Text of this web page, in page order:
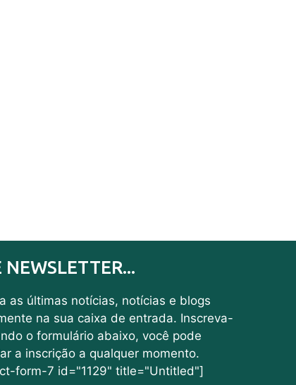
NEWSLETTER...
as últimas notícias, notícias e blogs
na sua caixa de entrada. Inscreva-
o formulário abaixo, você pode
a inscrição a qualquer momento.
form-7 id="1129" title="Untitled"]